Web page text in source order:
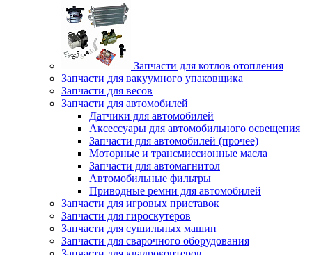
Запчасти для котлов отопления
Запчасти для вакуумного упаковщика
Запчасти для весов
Запчасти для автомобилей
Датчики для автомобилей
Аксессуары для автомобильного освещения
Запчасти для автомобилей (прочее)
Моторные и трансмиссионные масла
Запчасти для автомагнитол
Автомобильные фильтры
Приводные ремни для автомобилей
Запчасти для игровых приставок
Запчасти для гироскутеров
Запчасти для сушильных машин
Запчасти для сварочного оборудования